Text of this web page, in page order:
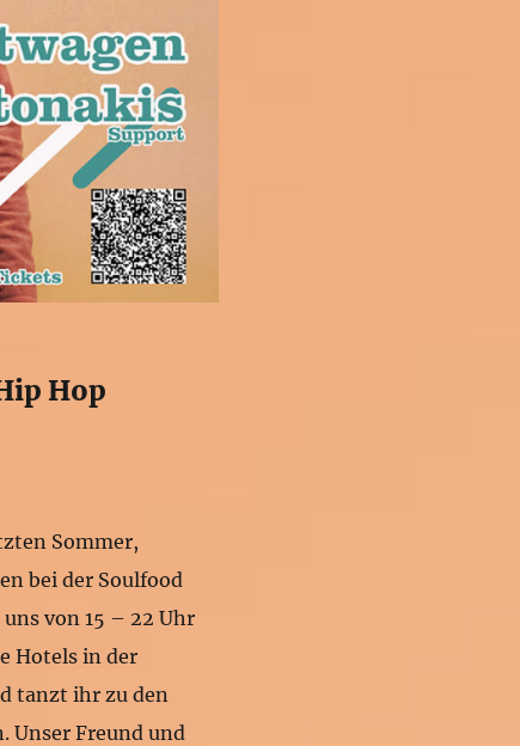
Hop
Sommer,
bei der Soulfood
von 15 – 22 Uhr
Hotels in der
tanzt ihr zu den
Unser Freund und